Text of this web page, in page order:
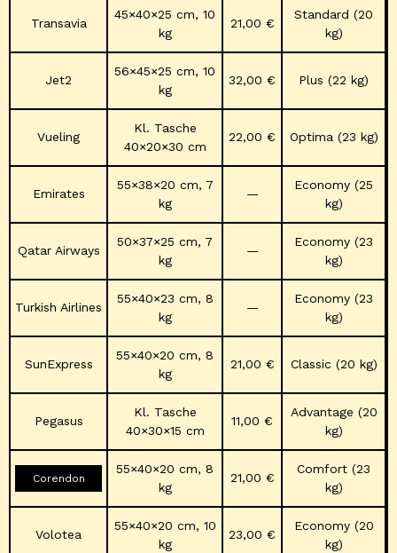
Transavia
45×40×25 cm, 10
kg
21,00 €
Standard (20
kg)
Jet2
56×45×25 cm, 10
kg
32,00 € Plus (22 kg)
Vueling
Kl. Tasche
40×20×30 cm
22,00 € Optima (23 kg)
Emirates
55×38×20 cm, 7
kg
—
Economy (25
kg)
Qatar Airways
50×37×25 cm, 7
kg
—
Economy (23
kg)
Turkish Airlines
55×40×23 cm, 8
kg
—
Economy (23
kg)
SunExpress
55×40×20 cm, 8
kg
21,00 € Classic (20 kg)
Pegasus
Kl. Tasche
40×30×15 cm
11,00 €
Advantage (20
kg)
Corendon
55×40×20 cm, 8
kg
21,00 €
Comfort (23
kg)
Volotea
55×40×20 cm, 10
kg
23,00 €
Economy (20
kg)